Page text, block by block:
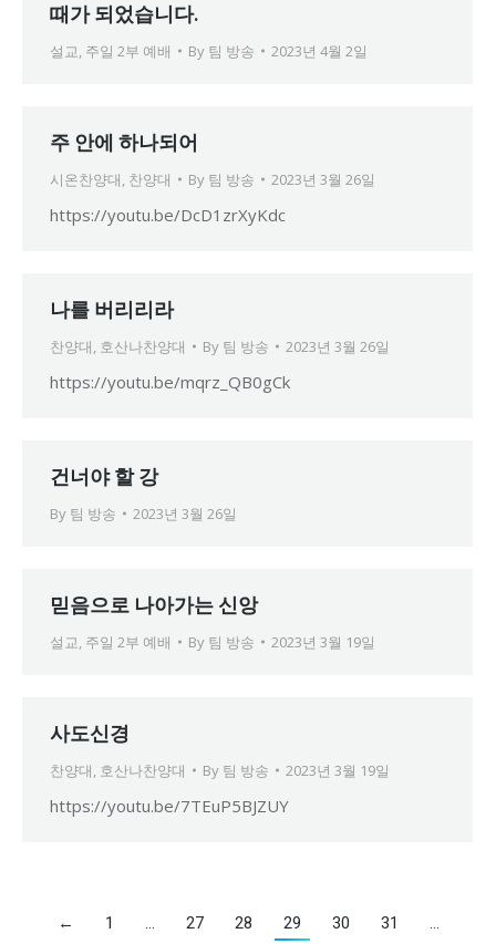
때가 되었습니다.
설교, 주일 2부 예배 By 팀 방송 2023년 4월 2일
주 안에 하나되어
시온찬양대, 찬양대 By 팀 방송 2023년 3월 26일
https://youtu.be/DcD1zrXyKdc
나를 버리리라
찬양대, 호산나찬양대 By 팀 방송 2023년 3월 26일
https://youtu.be/mqrz_QB0gCk
건너야 할 강
By 팀 방송 2023년 3월 26일
믿음으로 나아가는 신앙
설교, 주일 2부 예배 By 팀 방송 2023년 3월 19일
사도신경
찬양대, 호산나찬양대 By 팀 방송 2023년 3월 19일
https://youtu.be/7TEuP5BJZUY
← 1 … 27 28 29 30 31
…